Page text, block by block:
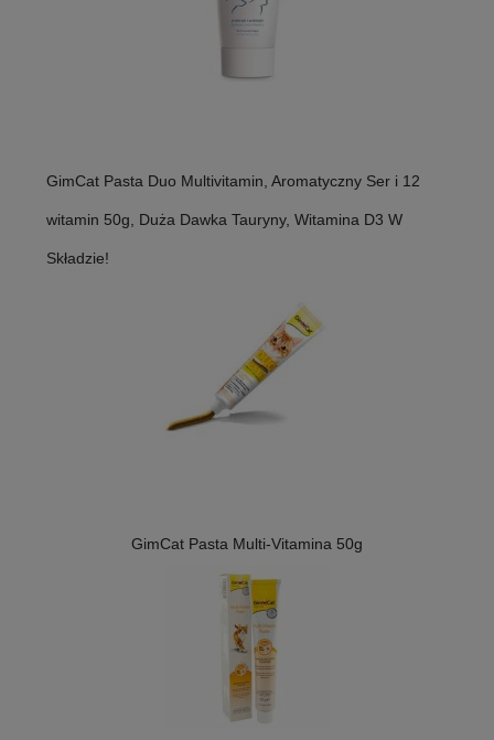
GimCat Pasta Duo Multivitamin, Aromatyczny Ser i 12
witamin 50g, Duża Dawka Tauryny, Witamina D3 W
Składzie!
GimCat Pasta Multi-Vitamina 50g